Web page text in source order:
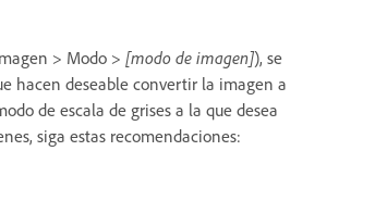
> Modo > [modo de imagen]), se
hacen deseable convertir la imagen a
de escala de grises a la que desea
siga estas recomendaciones: